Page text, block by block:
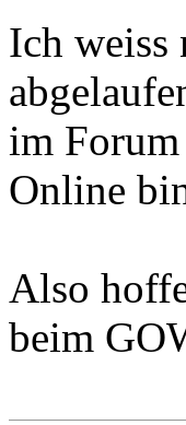
Ich weiss
im Forum
Online
Also
beim